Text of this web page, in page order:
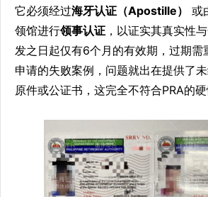
它必须经过海牙认证（Apostille）
领馆进行领事认证 ，以证实其真实性
发之日起仅有6个月的有效期，过期需
申请的失败案例，问题就出在提供了
原件或公证书，这完全不符合PRA的硬